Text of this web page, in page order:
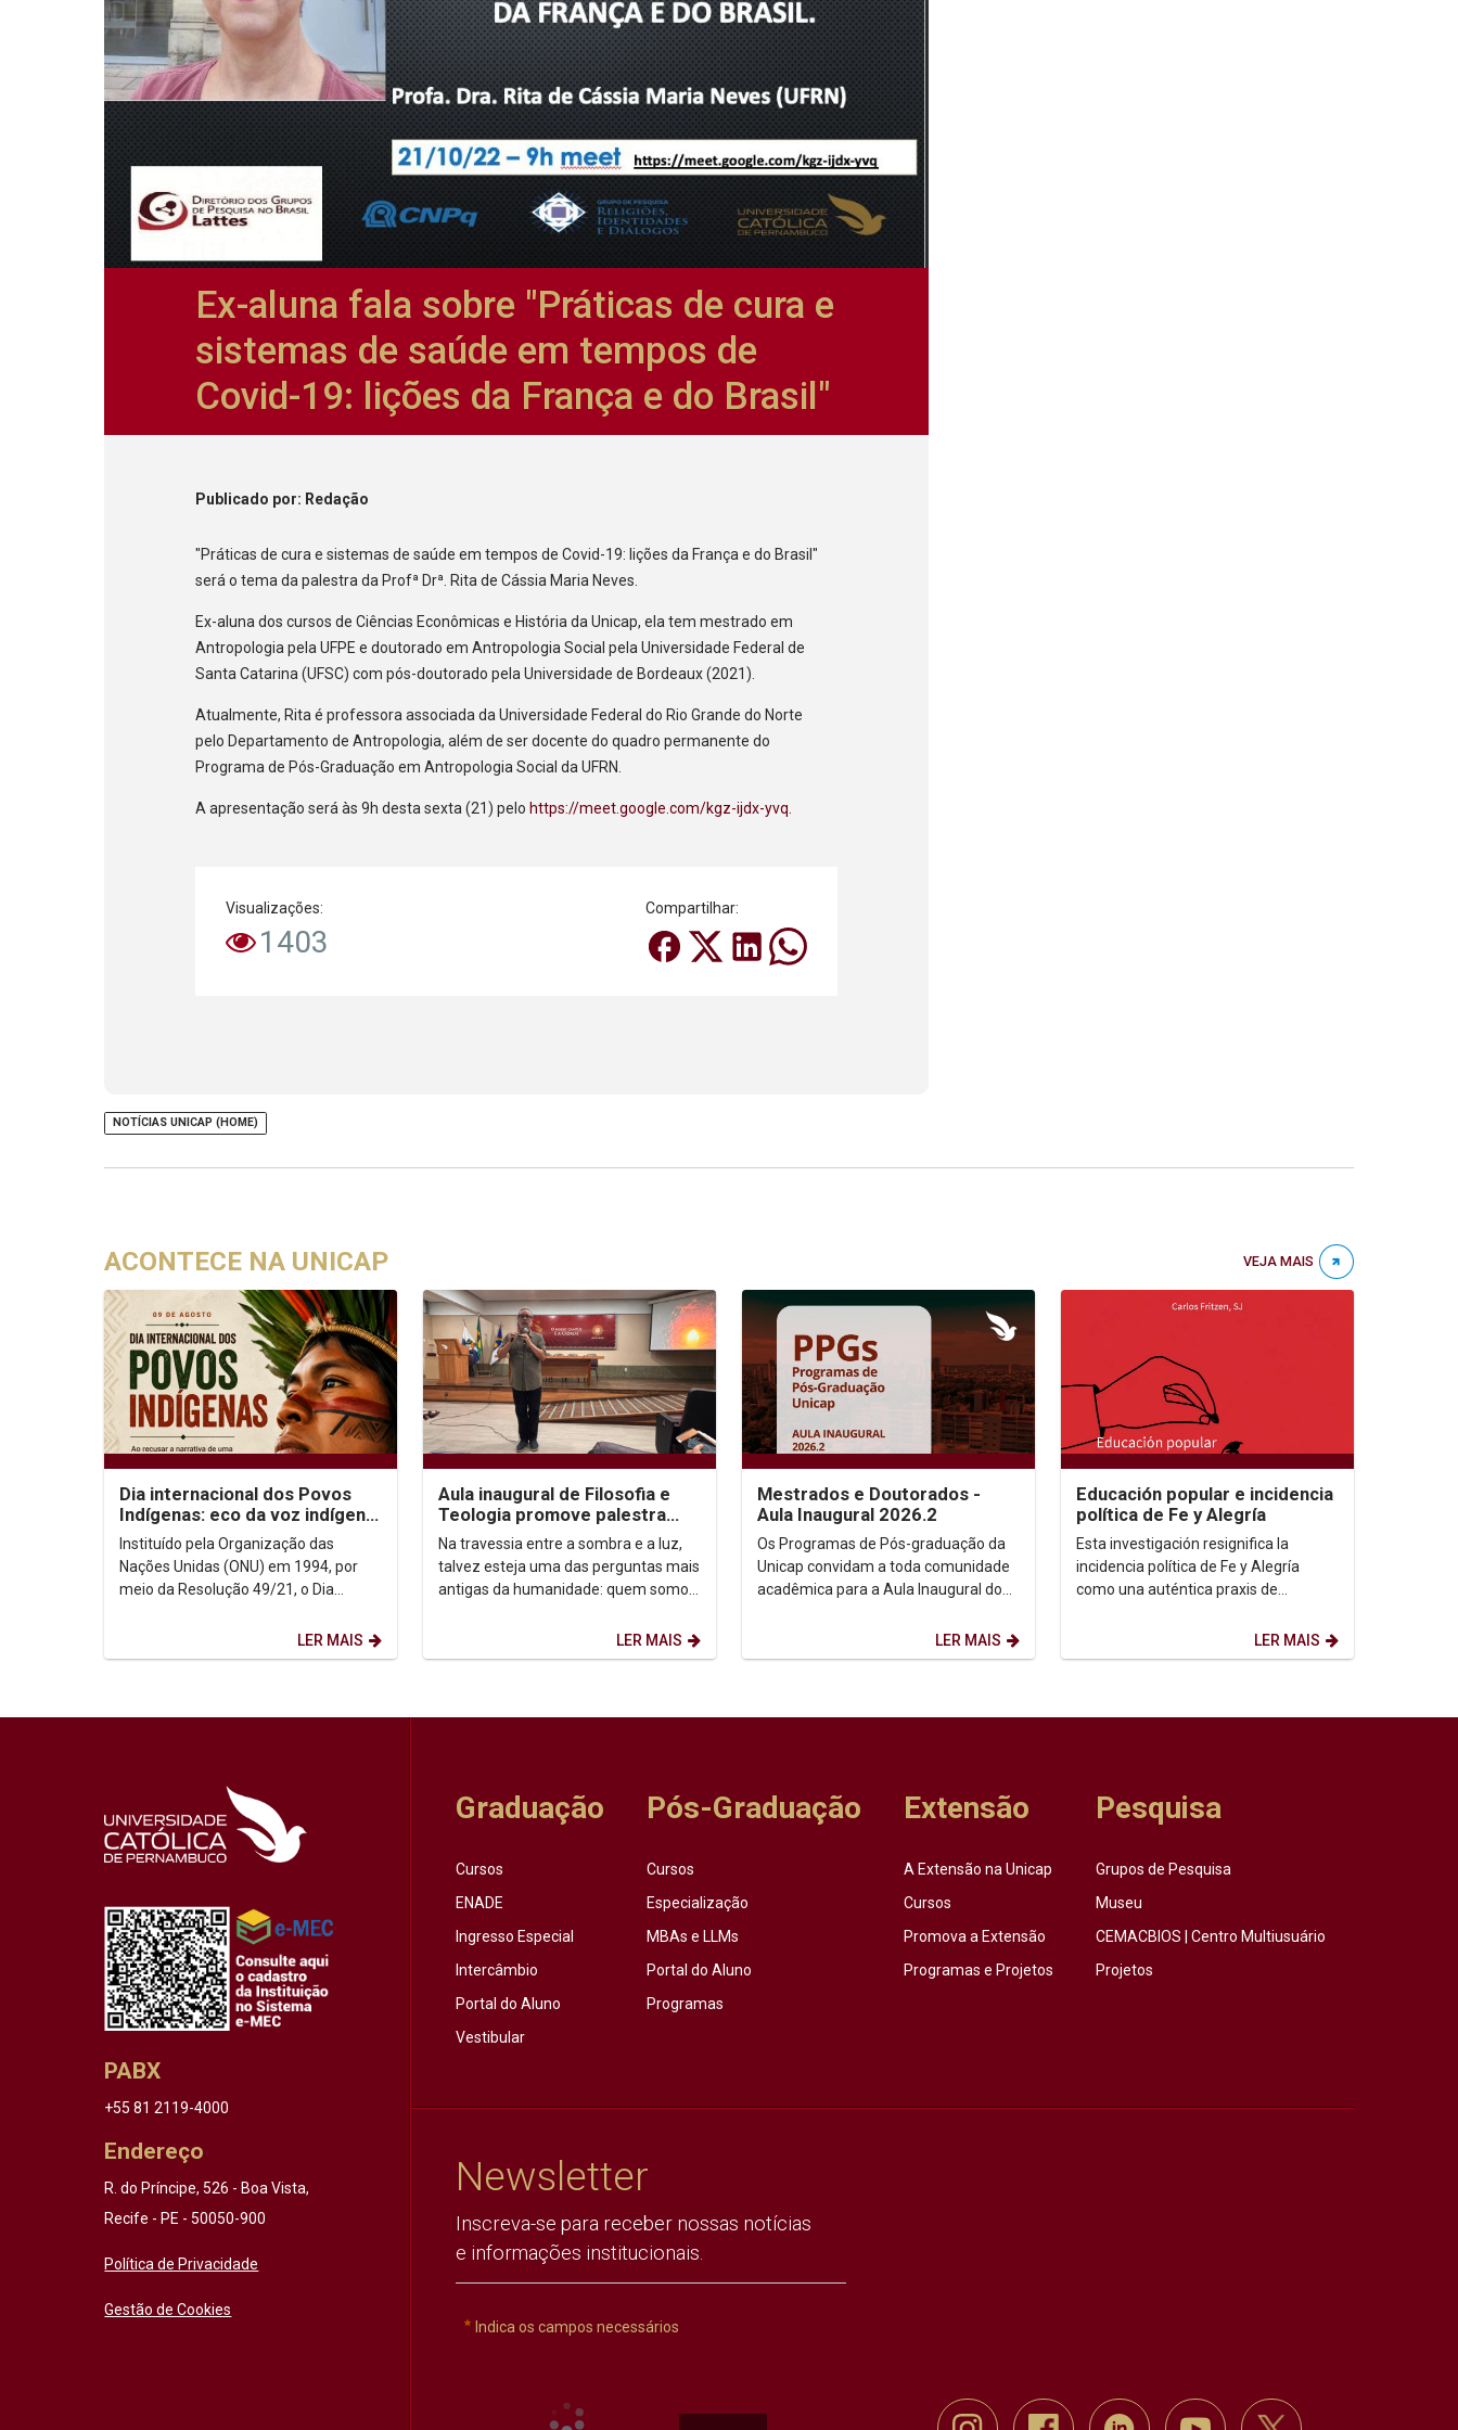
Ex-aluna fala sobre "Práticas de cura e
sistemas de saúde em tempos de
Covid-19: lições da França e do Brasil"
Publicado por: Redação
"Práticas de cura e sistemas de saúde em tempos de Covid-19: lições da França e do Brasil"
será o tema da palestra da Profª Drª. Rita de Cássia Maria Neves.
Ex-aluna dos cursos de Ciências Econômicas e História da Unicap, ela tem mestrado em
Antropologia pela UFPE e doutorado em Antropologia Social pela Universidade Federal de
Santa Catarina (UFSC) com pós-doutorado pela Universidade de Bordeaux (2021).
Atualmente, Rita é professora associada da Universidade Federal do Rio Grande do Norte
pelo Departamento de Antropologia, além de ser docente do quadro permanente do
Programa de Pós-Graduação em Antropologia Social da UFRN.
A apresentação será às 9h desta sexta (21) pelo https://meet.google.com/kgz-ijdx-yvq.
Visualizações:
1403
Compartilhar:
NOTÍCIAS UNICAP (HOME)
ACONTECE NA UNICAP VEJA MAIS
Dia internacional dos Povos
Indígenas: eco da voz indígena
no contexto urbano
Instituído pela Organização das
Nações Unidas (ONU) em 1994, por
meio da Resolução 49/21, o Dia
de agosto) firma-se como...LER MAIS
Aula inaugural de Filosofia e
Teologia promove palestra
sobre autoconhecimento
Na travessia entre a sombra e a luz,
talvez esteja uma das perguntas mais
antigas da humanidade: quem somos,
LER MAIS
Mestrados e Doutorados -
Aula Inaugural 2026.2
Os Programas de Pós-graduação da
Unicap convidam a toda comunidade
acadêmica para a Aula Inaugural do
LER MAIS
Educación popular e incidencia
política de Fe y Alegría
Esta investigación resignifica la
incidencia política de Fe y Alegría
como una auténtica praxis de
LER MAIS
PABX
+55 81 2119-4000
Endereço
R. do Príncipe, 526 - Boa Vista,
Recife - PE - 50050-900
Política de Privacidade
Gestão de Cookies
Graduação
Cursos
ENADE
Ingresso Especial
Intercâmbio
Portal do Aluno
Vestibular
Pós-Graduação
Cursos
Especialização
MBAs e LLMs
Portal do Aluno
Programas
Extensão
A Extensão na Unicap
Cursos
Promova a Extensão
Programas e Projetos
Pesquisa
Grupos de Pesquisa
Museu
CEMACBIOS | Centro Multiusuário
Projetos
Newsletter
Inscreva-se para receber nossas notícias
e informações institucionais.
Indica os campos necessários